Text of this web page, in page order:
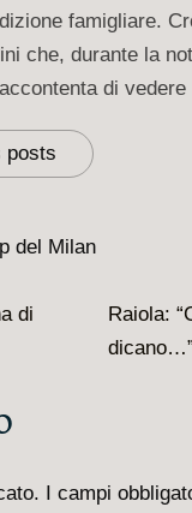
famigliare.
che, durante la
di
posts
di
Il
prossimo
Raiola:
I campi